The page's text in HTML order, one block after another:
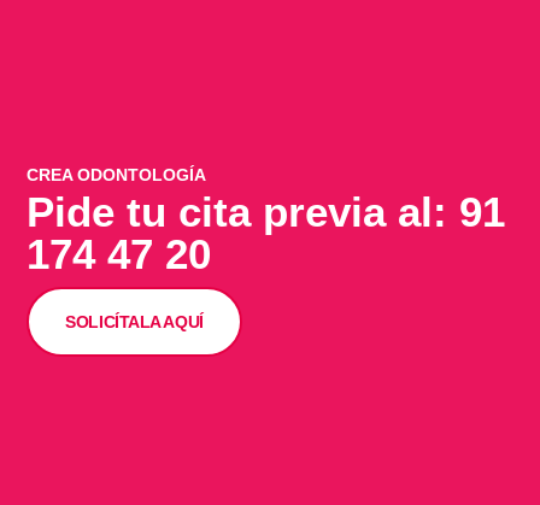
CREA ODONTOLOGÍA
Pide tu cita previa al: 91
174 47 20
SOLICÍTALA AQUÍ